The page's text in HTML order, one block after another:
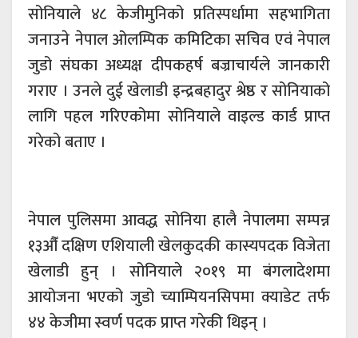
सोनियाले ४८ केजीमुनिको प्रतिस्पर्धामा सहभागिता
जनाउने नेपाल ओलम्पिक कमिटिका सचिव एवं नेपाल
जुडो संघका अध्यक्ष दीपकहर्ष बज्राचार्यले जानकारी
गराए । उनले दुई खेलाडी इन्द्रबहादुर श्रेष्ठ र सोनियाको
लागि पहल गरिएकोमा सोनियाले वाइल्ड कार्ड प्राप्त
गरेको बताए ।
नेपाल पुलिसमा आवद्ध सोनिया हालै नेपालमा सम्पन्न
१३औँ दक्षिण एशियाली खेलकुदकी कास्यपदक विजेता
खेलाडी हुन् । सोनियाले २०१९ मा बंगलादेशमा
आयोजना भएको जुडो च्याम्पियनसिपमा क्याडेट तर्फ
४४ केजीमा स्वर्ण पदक प्राप्त गरेकी थिइन् ।